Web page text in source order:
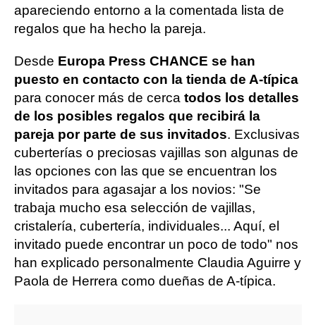
apareciendo entorno a la comentada lista de
regalos que ha hecho la pareja.
Desde Europa Press CHANCE se han
puesto en contacto con la tienda de A-típica
para conocer más de cerca todos los detalles
de los posibles regalos que recibirá la
pareja por parte de sus invitados. Exclusivas
cuberterías o preciosas vajillas son algunas de
las opciones con las que se encuentran los
invitados para agasajar a los novios: "Se
trabaja mucho esa selección de vajillas,
cristalería, cubertería, individuales... Aquí, el
invitado puede encontrar un poco de todo" nos
han explicado personalmente Claudia Aguirre y
Paola de Herrera como dueñas de A-típica.